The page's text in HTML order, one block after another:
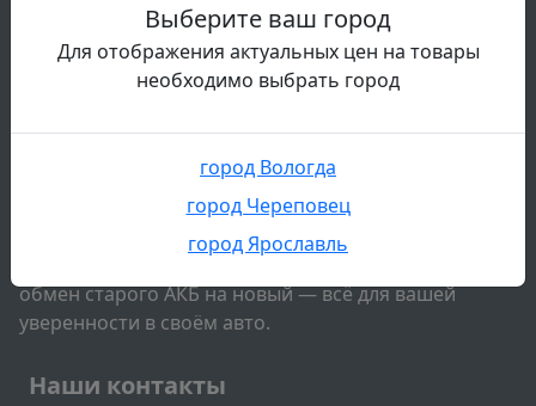
Выберите ваш город
Для отображения актуальных цен на товары
необходимо выбрать город
город Вологда
город Череповец
город Ярославль
Устали от проблем с запуском автомобиля или
мотоцикла? Приходите в наш магазин
аккумуляторов в Вологде: Ленинградская 136 или
аккумулятором. У нас — впечатляющий выбор
популярных марок. Подберём идеальный
аккумулятор для любых задач без лишних усилий.
обмен старого АКБ на новый — всё для вашей
уверенности в своём авто.
Наши контакты